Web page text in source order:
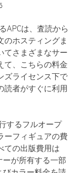
APCは、査読から
のホスティングま
てさまざまなサー
て、こちらの料金
ズライセンス下で
読者がすぐに利用
するフルオープ
ーフィギュアの費
ての出版費用は
が所有する一部